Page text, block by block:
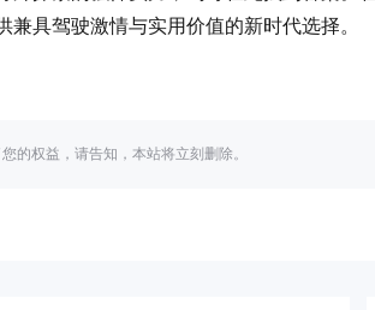
兼具驾驶激情与实用价值的新时代选择。
的权益，请告知，本站将立刻删除。